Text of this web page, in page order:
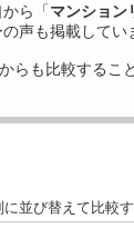
ら「マンション
声も掲載してい
らも比較するこ
並び替えて比較す